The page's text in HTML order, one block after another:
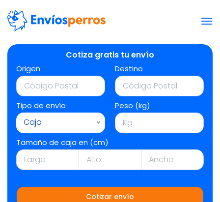
Cotiza gratis tu envío
Origen Destino
Tipo de envío
Caja
Peso (kg)
Tamaño de caja en (cm)
Cotizar envío